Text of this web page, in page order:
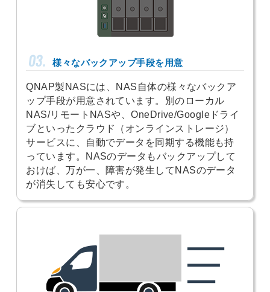
03. 様々なバックアップ手段を用意
QNAP製NASには、NAS自体の様々なバックア
ップ手段が用意されています。別のローカル
NAS/リモートNASや、OneDrive/Googleドライ
ブといったクラウド（オンラインストレージ）
サービスに、自動でデータを同期する機能も持
っています。NASのデータもバックアップして
おけば、万が一、障害が発生してNASのデータ
が消失しても安心です。